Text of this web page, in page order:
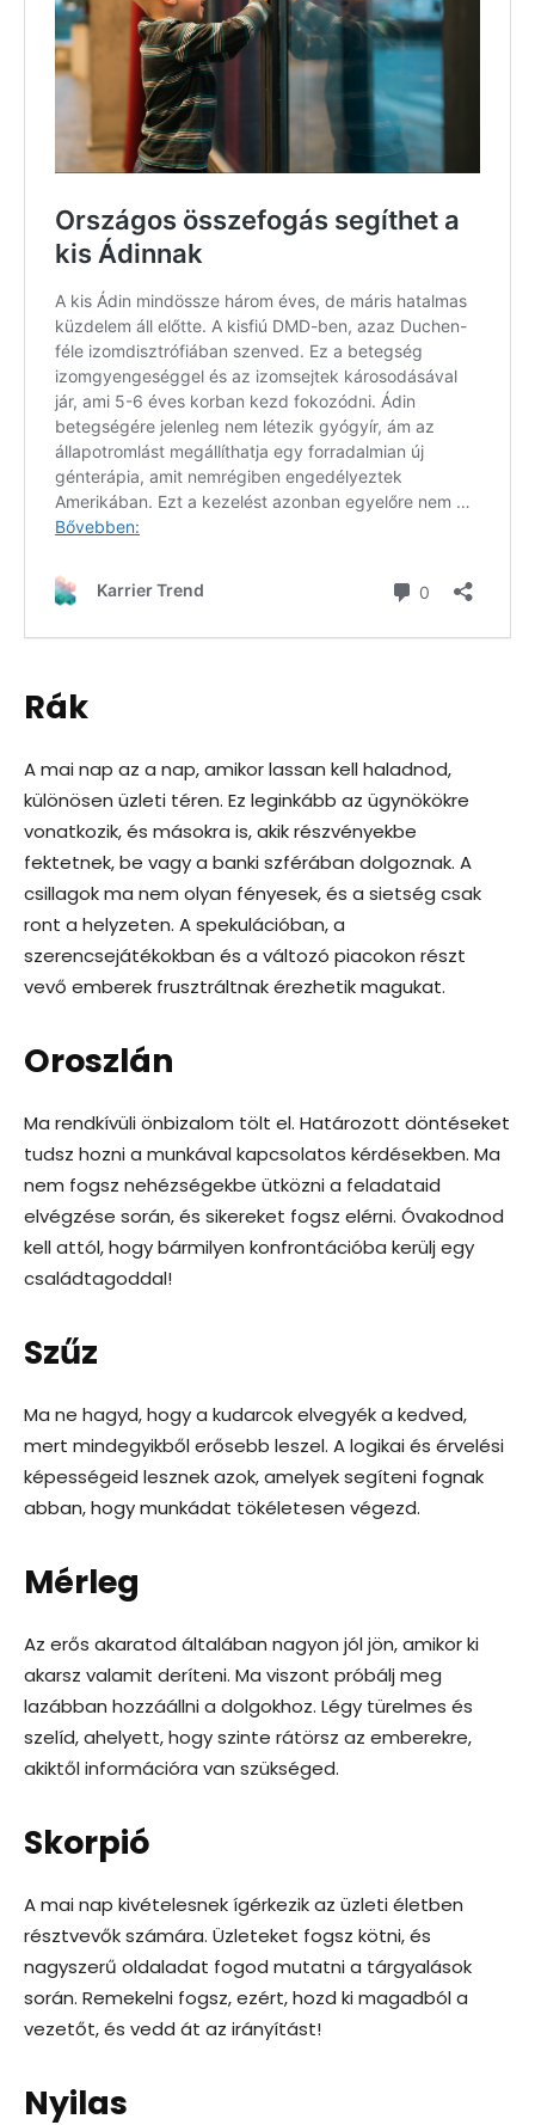
Rák
A mai nap az a nap, amikor lassan kell haladnod,
különösen üzleti téren. Ez leginkább az ügynökökre
vonatkozik, és másokra is, akik részvényekbe
fektetnek, be vagy a banki szférában dolgoznak. A
csillagok ma nem olyan fényesek, és a sietség csak
ront a helyzeten. A spekulációban, a
szerencsejátékokban és a változó piacokon részt
vevő emberek frusztráltnak érezhetik magukat.
Oroszlán
Ma rendkívüli önbizalom tölt el. Határozott döntéseket
tudsz hozni a munkával kapcsolatos kérdésekben. Ma
nem fogsz nehézségekbe ütközni a feladataid
elvégzése során, és sikereket fogsz elérni. Óvakodnod
kell attól, hogy bármilyen konfrontációba kerülj egy
családtagoddal!
Szűz
Ma ne hagyd, hogy a kudarcok elvegyék a kedved,
mert mindegyikből erősebb leszel. A logikai és érvelési
képességeid lesznek azok, amelyek segíteni fognak
abban, hogy munkádat tökéletesen végezd.
Mérleg
Az erős akaratod általában nagyon jól jön, amikor ki
akarsz valamit deríteni. Ma viszont próbálj meg
lazábban hozzáállni a dolgokhoz. Légy türelmes és
szelíd, ahelyett, hogy szinte rátörsz az emberekre,
akiktől információra van szükséged.
Skorpió
A mai nap kivételesnek ígérkezik az üzleti életben
résztvevők számára. Üzleteket fogsz kötni, és
nagyszerű oldaladat fogod mutatni a tárgyalások
során. Remekelni fogsz, ezért, hozd ki magadból a
vezetőt, és vedd át az irányítást!
Nyilas